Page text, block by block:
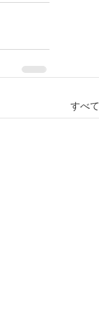
すべ